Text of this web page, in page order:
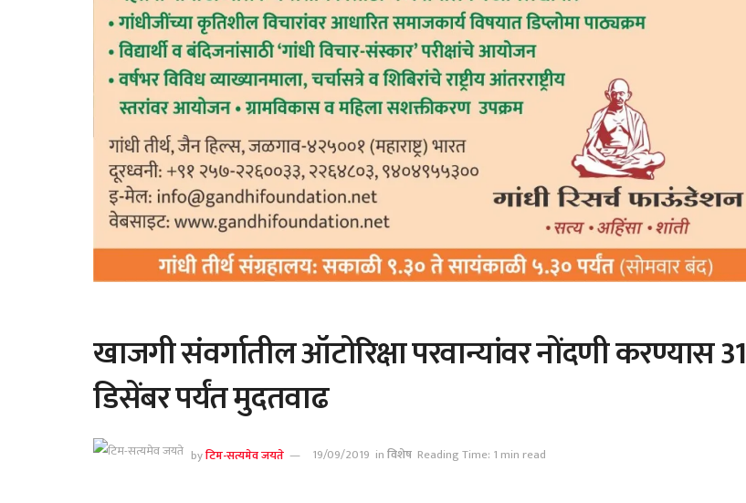
खाजगी संवर्गातील ऑटोरिक्षा परवान्यांवर नोंदणी करण्यास 31
डिसेंबर पर्यंत मुदतवाढ
byटिम-सत्यमेव जयते 19/09/2019 inविशेष Reading Time: 1 min read